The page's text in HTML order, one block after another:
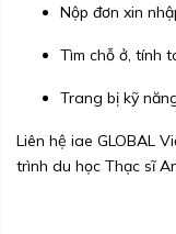
Nộp đơn xin
Tìm chỗ ở, tính
Trang bị kỹ
Liên hệ iae GLOBAL
trình du học Thạc sĩ